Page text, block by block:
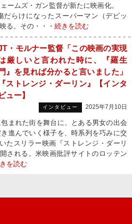
ェームズ・ガン監督が新たに映画化。
だらけになったスーパーマン（デビッ
る。その・・・ 続きを読む
・モルナー監督「この映画の実現
厳しいと言われた時に、『羅生
門』を見れば分かると言いました」
『ストレンジ・ダーリン』【インタ
ビュー】
インタビュー 2025年7月10日
まれた街を舞台に、とある男女の出会
進んでいく様子を、時系列を巧みに交
たスリラー映画『ストレンジ・ダーリ
される。米映画批評サイトのロッテン
を読む